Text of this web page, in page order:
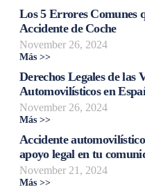
Los 5 Errores Comunes
Accidente de Coche
November 26, 2024
Más >>
Derechos Legales de las
Automovilísticos en
November 26, 2024
Más >>
Accidente
apoyo legal en tu
November 21, 2024
Más >>